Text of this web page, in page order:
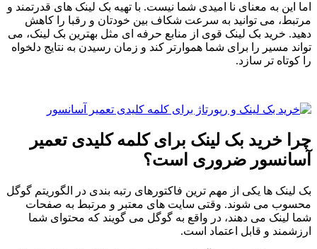
اما این به معنای نا امیدی شما نیست. با تهیه بک لینک های قدرتمند و
مرتبط، می توانید به سرعت شکاف بین خودتان و رقبا را کاهش
دهید. خرید بک لینک قوی از منابع حرفه ای مثل بهترین بک لینک، می
تواند مسیر را برای شما هموارتر کند و زمان رسیدن به نتایج دلخواه
را کوتاه تر سازد.
چرا خرید بک لینک برای کلمه کلیدی تعمیر
آسانسور ضروری است؟
بک لینک ها یکی از مهم ترین فاکتورهای رتبه بندی در الگوریتم گوگل
محسوب می شوند. وقتی سایت های معتبر و مرتبط به صفحات
شما لینک می دهند، در واقع به گوگل می گویند که محتوای شما
ارزشمند و قابل اعتماد است.